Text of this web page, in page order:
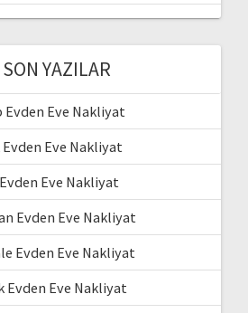
SON YAZILAR
Evden Eve Nakliyat
Evden Eve Nakliyat
Eve Nakliyat
Evden Eve Nakliyat
Evden Eve Nakliyat
Evden Eve Nakliyat